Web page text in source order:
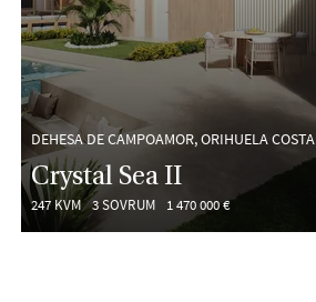
DEHESA DE CAMPOAMOR, ORIHUELA COSTA
Crystal Sea II
247 KVM 3 SOVRUM 1 470 000 €